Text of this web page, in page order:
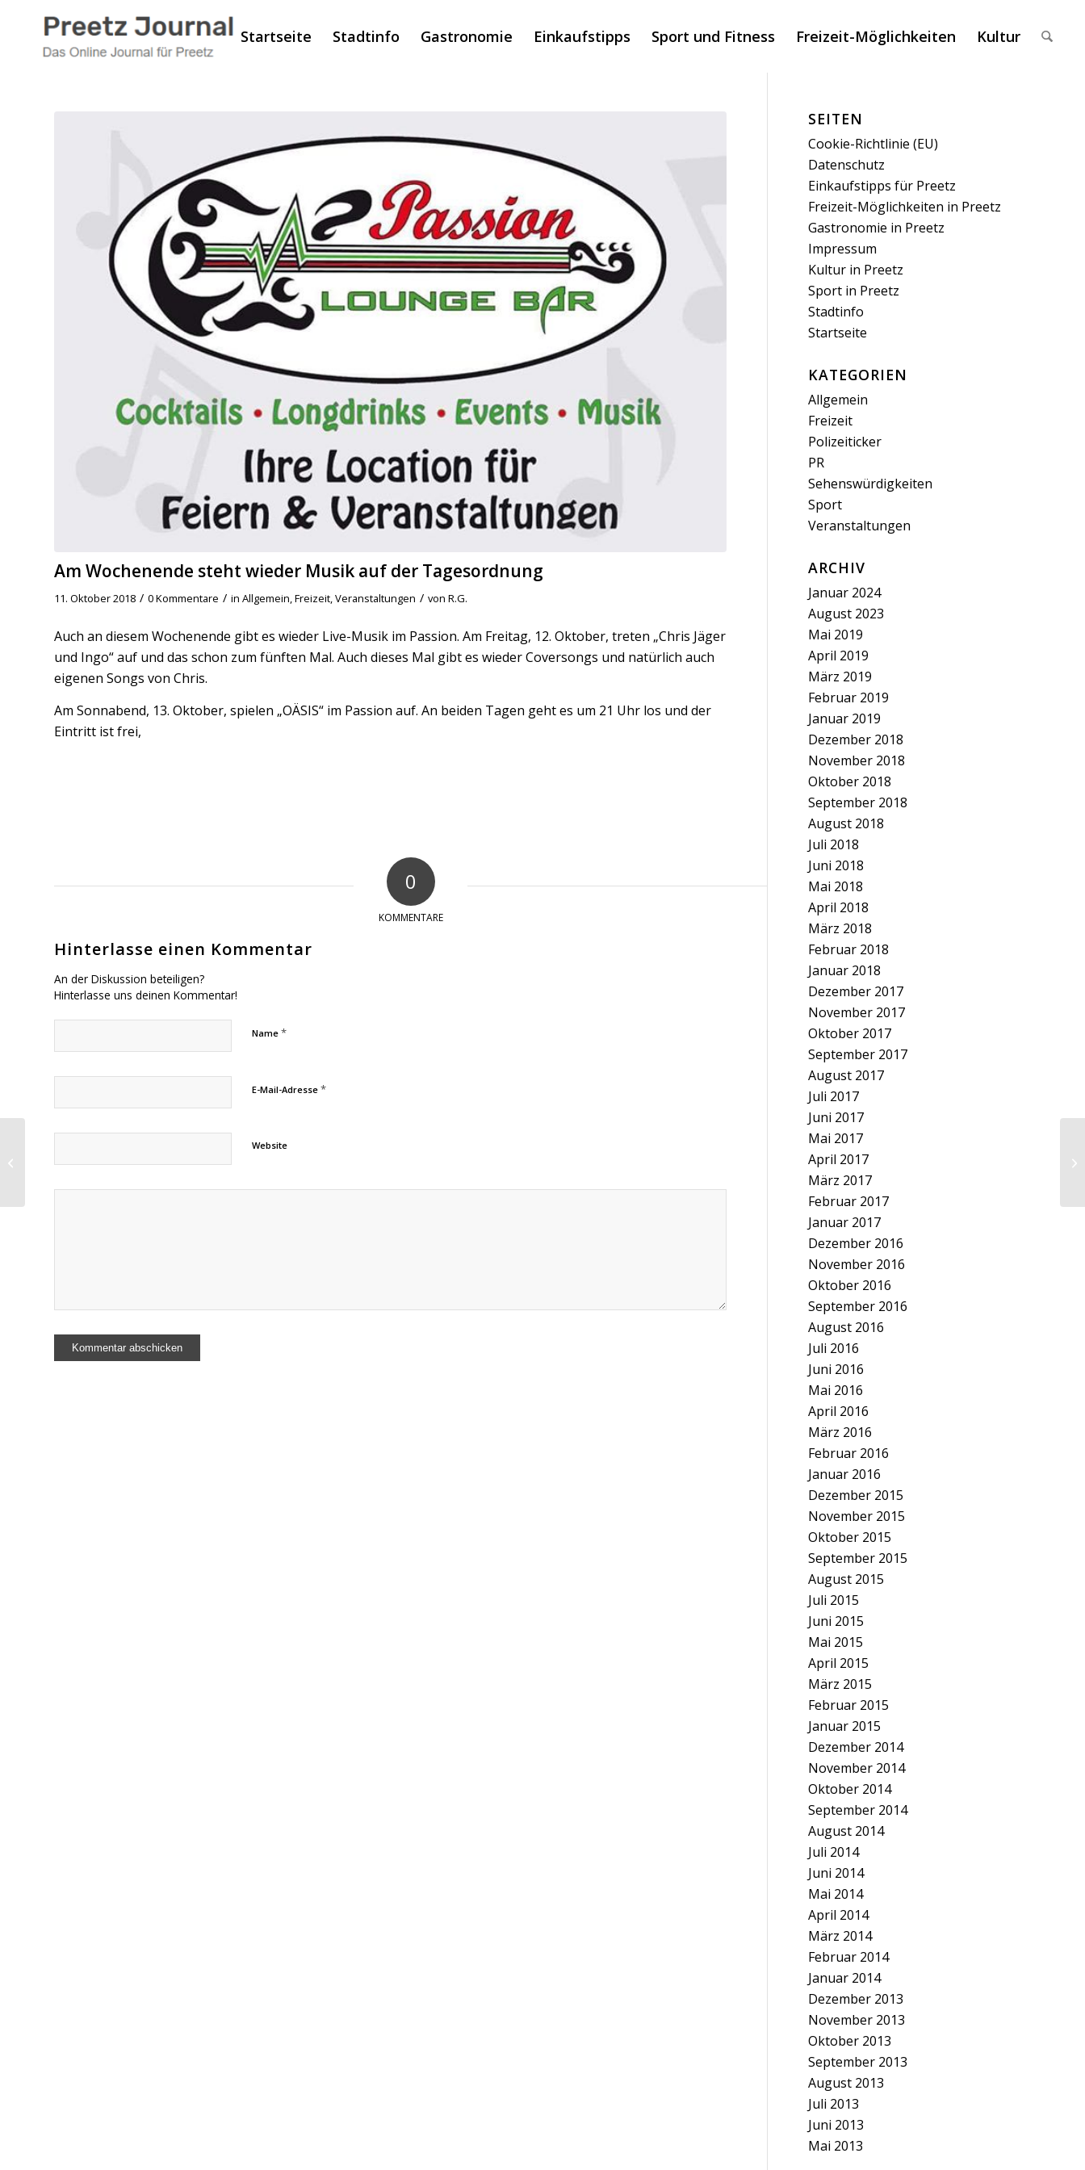
Startseite Stadtinfo Gastronomie Einkaufstipps Sport und Fitness Freizeit-Möglichkeiten Kultur
Am Wochenende steht wieder Musik auf der Tagesordnung
11. Oktober 2018 / 0 Kommentare / in Allgemein,Freizeit,Veranstaltungen / von R.G.
Auch an diesem Wochenende gibt es wieder Live-Musik im Passion. Am Freitag, 12. Oktober, treten „Chris Jäger
und Ingo“ auf und das schon zum fünften Mal. Auch dieses Mal gibt es wieder Coversongs und natürlich auch
eigenen Songs von Chris.
Am Sonnabend, 13. Oktober, spielen „OÄSIS“ im Passion auf. An beiden Tagen geht es um 21 Uhr los und der
Eintritt ist frei,
0
KOMMENTARE
Hinterlasse einen Kommentar
An der Diskussion beteiligen?
Hinterlasse uns deinen Kommentar!
Name *
E-Mail-Adresse *
Website
SEITEN
Cookie-Richtlinie (EU)
Datenschutz
Einkaufstipps für Preetz
Freizeit-Möglichkeiten in Preetz
Gastronomie in Preetz
Impressum
Kultur in Preetz
Sport in Preetz
Stadtinfo
Startseite
KATEGORIEN
Allgemein
Freizeit
Polizeiticker
PR
Sehenswürdigkeiten
Sport
Veranstaltungen
ARCHIV
Januar 2024
August 2023
Mai 2019
April 2019
März 2019
Februar 2019
Januar 2019
Dezember 2018
November 2018
Oktober 2018
September 2018
August 2018
Juli 2018
Juni 2018
Mai 2018
April 2018
März 2018
Februar 2018
Januar 2018
Dezember 2017
November 2017
Oktober 2017
September 2017
August 2017
Juli 2017
Juni 2017
Mai 2017
April 2017
März 2017
Februar 2017
Januar 2017
Dezember 2016
November 2016
Oktober 2016
September 2016
August 2016
Juli 2016
Juni 2016
Mai 2016
April 2016
März 2016
Februar 2016
Januar 2016
Dezember 2015
November 2015
Oktober 2015
September 2015
August 2015
Juli 2015
Juni 2015
Mai 2015
April 2015
März 2015
Februar 2015
Januar 2015
Dezember 2014
November 2014
Oktober 2014
September 2014
August 2014
Juli 2014
Juni 2014
Mai 2014
April 2014
März 2014
Februar 2014
Januar 2014
Dezember 2013
November 2013
Oktober 2013
September 2013
August 2013
Juli 2013
Juni 2013
Mai 2013